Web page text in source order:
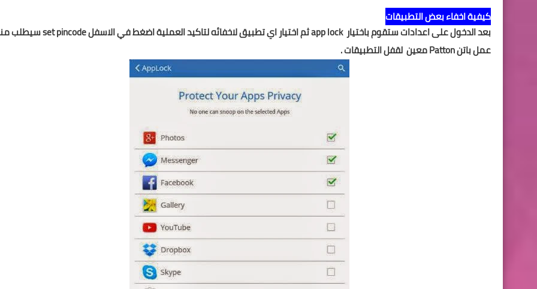
كيفية اخفاء بعض التطبيقات
بعد الدخول على اعدادات ستقوم باختيارapp lockثم اختيار اي تطبيق لاخفائه لتاكيد العملية اضغط في الاسفلset pincodeسيطلب
عمل باتنPattonمعين لقفل التطبيقات .